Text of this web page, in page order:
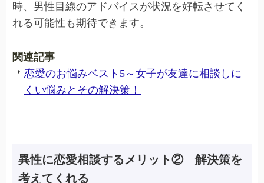
時、男性目線のアドバイスが状況を好転させてく
れる可能性も期待できます。
関連記事
恋愛のお悩みベスト5～女子が友達に相談しに
くい悩みとその解決策！
異性に恋愛相談するメリット② 解決策を
考えてくれる